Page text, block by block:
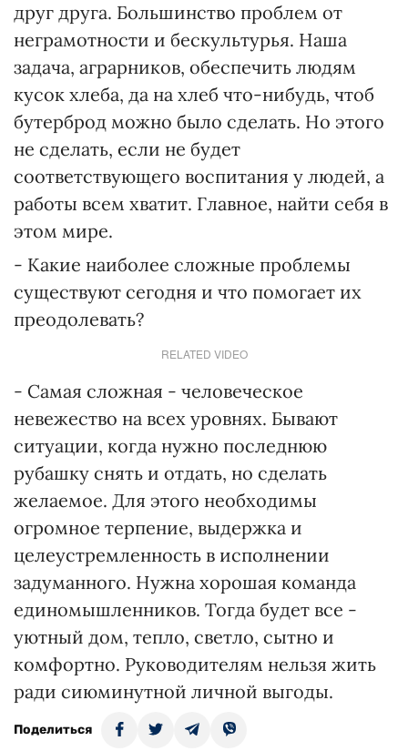
друг друга. Большинство проблем от
неграмотности и бескультурья. Наша
задача, аграрников, обеспечить людям
кусок хлеба, да на хлеб что-нибудь, чтоб
бутерброд можно было сделать. Но этого
не сделать, если не будет
соответствующего воспитания у людей, а
работы всем хватит. Главное, найти себя в
этом мире.
- Какие наиболее сложные проблемы
существуют сегодня и что помогает их
преодолевать?
RELATED VIDEO
- Самая сложная - человеческое
невежество на всех уровнях. Бывают
ситуации, когда нужно последнюю
рубашку снять и отдать, но сделать
желаемое. Для этого необходимы
огромное терпение, выдержка и
целеустремленность в исполнении
задуманного. Нужна хорошая команда
единомышленников. Тогда будет все -
уютный дом, тепло, светло, сытно и
комфортно. Руководителям нельзя жить
ради сиюминутной личной выгоды.
Поделиться